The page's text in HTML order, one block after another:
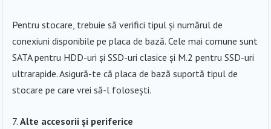
Pentru stocare, trebuie să verifici tipul și numărul de
conexiuni disponibile pe placa de bază. Cele mai comune sunt
SATA pentru HDD-uri și SSD-uri clasice și M.2 pentru SSD-uri
ultrarapide. Asigură-te că placa de bază suportă tipul de
stocare pe care vrei să-l folosești.
Alte accesorii și periferice